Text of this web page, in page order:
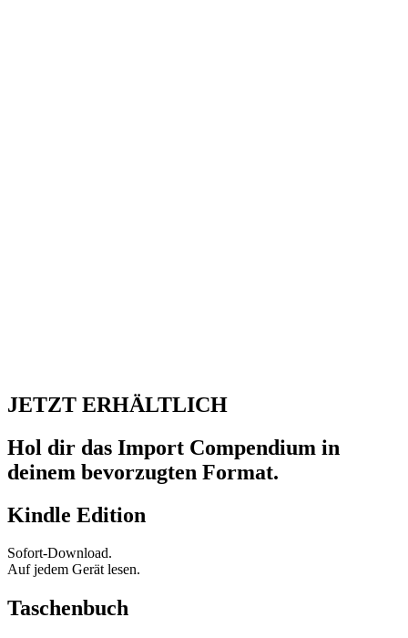
JETZT ERHÄLTLICH
Hol dir das Import Compendium in
deinem bevorzugten Format.
Kindle Edition
Sofort-Download.
Auf jedem Gerät lesen.
Taschenbuch